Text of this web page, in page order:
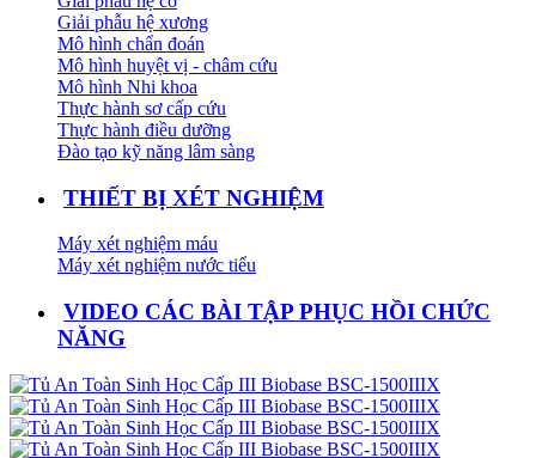
Giải phẫu hệ xương
Mô hình chẩn đoán
Mô hình huyệt vị - châm cứu
Mô hình Nhi khoa
Thực hành sơ cấp cứu
Thực hành điều dưỡng
Đào tạo kỹ năng lâm sàng
THIẾT BỊ XÉT NGHIỆM
Máy xét nghiệm máu
Máy xét nghiệm nước tiểu
VIDEO CÁC BÀI TẬP PHỤC HỒI CHỨC
NĂNG